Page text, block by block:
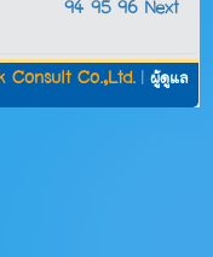
94 95 96 Next
Consult Co.,Ltd. ผู้ดูแล